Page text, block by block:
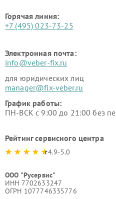
Горячая линия:
+7 (495) 023-73-25
Электронная почта:
info@veber-fix.ru
для юридических лиц
manager@fix-veber.ru
График работы:
ПН-ВСК с 9:00 до 21:00 без
Рейтинг сервисного центра
4.9-5.0
ООО "Русервис"
ИНН 7702633247
ОГРН 1077746335776